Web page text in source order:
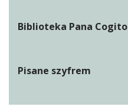
Biblioteka Pana Cogito
Pisane szyfrem